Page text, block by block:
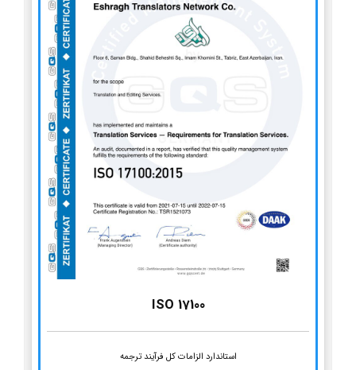
ISO 17100
استاندارد الزامات کل فرآیند ترجمه